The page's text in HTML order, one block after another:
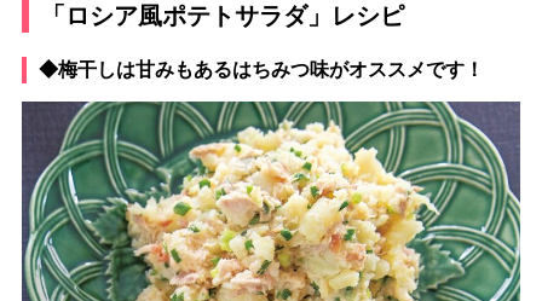
「ロシア風ポテトサラダ」レシピ
◆梅干しは甘みもあるはちみつ味がオススメです！